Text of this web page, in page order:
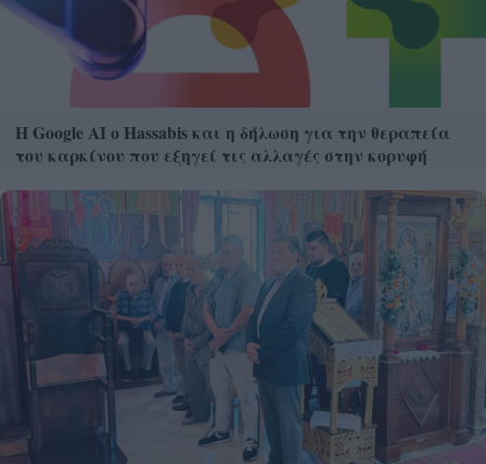
Η Google ΑΙ ο Hassabis και η δήλωση για την θεραπεία
του καρκίνου που εξηγεί τις αλλαγές στην κορυφή